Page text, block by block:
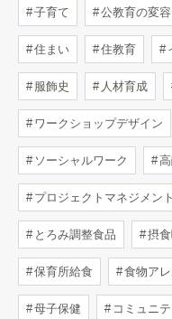
子育て 公教育の変容
住まい 住教育
服飾史 人材育成
ワークショップデザイン
ソーシャルワーク 高
プロジェクトマネジメント
とろみ調整食品 摂食
保育所給食 食物アレ
母子保健 コミュニテ